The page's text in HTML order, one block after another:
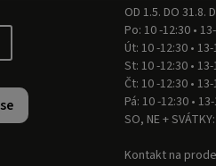
OD 1.5. DO 31.8.
Po: 10 -12:30 •
Út: 10 -12:30 •
St: 10 -12:30 •
Čt: 10 -12:30 •
Pá: 10 -12:30 •
SO, NE +
Kontakt na